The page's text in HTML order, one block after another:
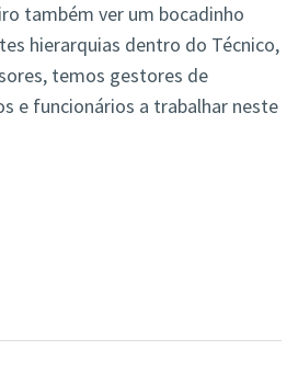
também ver um bocadinho
hierarquias dentro do Técnico,
temos gestores de
e funcionários a trabalhar neste